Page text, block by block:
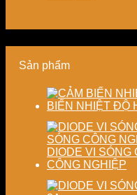
sản
kiệm
lượng
định
lượng
sấy
nghiệp
Sản phẩm
BIẾN NHIỆT ĐỘ
DIODE VI SÓNG
CÔNG NGHIỆP